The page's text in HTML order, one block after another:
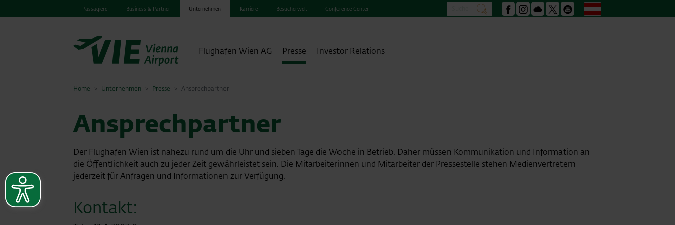
Passagiere Business & Partner Unternehmen Karriere Besucherwelt Conference Center suchen Facebook
Instagram
Podcast YoutubeDeutsch
Flughafen Wien AG Presse Investor Relations
Home Unternehmen Presse Ansprechpartner
Ansprechpartner
Der Flughafen Wien ist nahezu rund um die Uhr und sieben Tage die Woche in Betrieb. Daher müssen Kommunikation und Information an
die Öffentlichkeit auch zu jeder Zeit gewährleistet sein. Die Mitarbeiterinnen und Mitarbeiter der Pressestelle stehen Medienvertretern
jederzeit für Anfragen und Informationen zur Verfügung.
Kontakt: